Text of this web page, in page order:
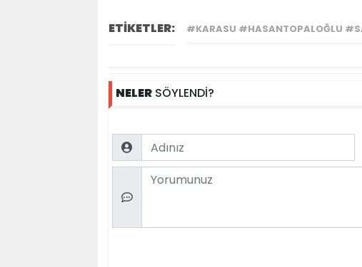
ETİKETLER: #KARASU #HASANTOPALOĞLU
NELERSÖYLENDİ?
Name
Comment